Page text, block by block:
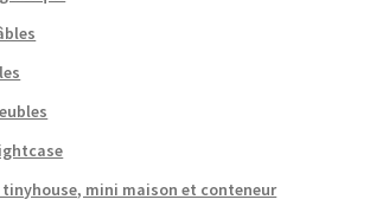
tinyhouse, mini maison et conteneur